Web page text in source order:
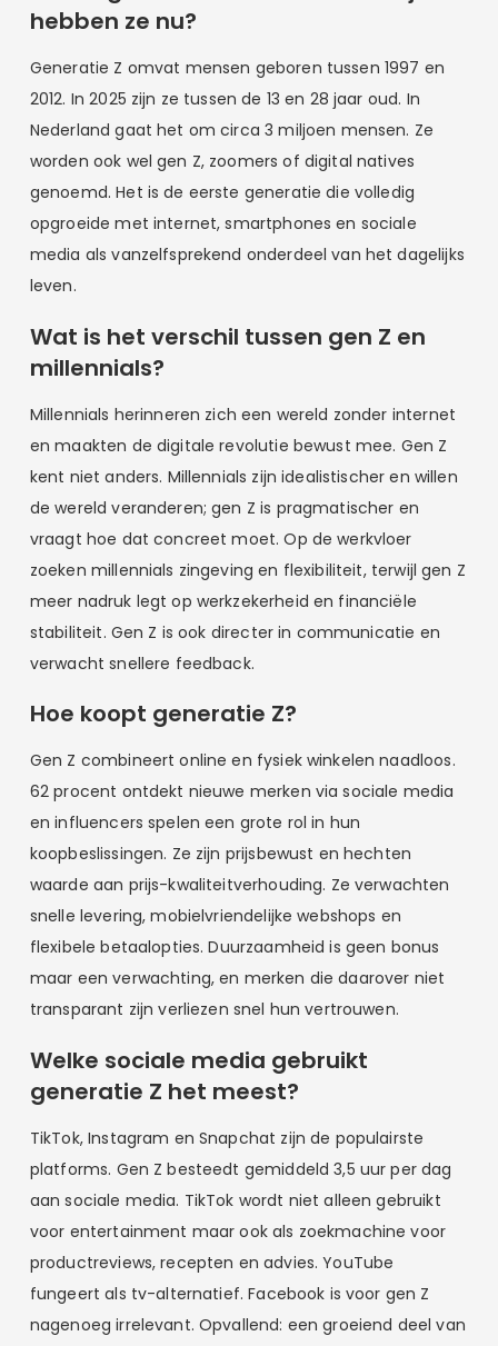
hebben ze nu?
Generatie Z omvat mensen geboren tussen 1997 en
2012. In 2025 zijn ze tussen de 13 en 28 jaar oud. In
Nederland gaat het om circa 3 miljoen mensen. Ze
worden ook wel gen Z, zoomers of digital natives
genoemd. Het is de eerste generatie die volledig
opgroeide met internet, smartphones en sociale
media als vanzelfsprekend onderdeel van het dagelijks
leven.
Wat is het verschil tussen gen Z en
millennials?
Millennials herinneren zich een wereld zonder internet
en maakten de digitale revolutie bewust mee. Gen Z
kent niet anders. Millennials zijn idealistischer en willen
de wereld veranderen; gen Z is pragmatischer en
vraagt hoe dat concreet moet. Op de werkvloer
zoeken millennials zingeving en flexibiliteit, terwijl gen Z
meer nadruk legt op werkzekerheid en financiële
stabiliteit. Gen Z is ook directer in communicatie en
verwacht snellere feedback.
Hoe koopt generatie Z?
Gen Z combineert online en fysiek winkelen naadloos.
62 procent ontdekt nieuwe merken via sociale media
en influencers spelen een grote rol in hun
koopbeslissingen. Ze zijn prijsbewust en hechten
waarde aan prijs-kwaliteitverhouding. Ze verwachten
snelle levering, mobielvriendelijke webshops en
flexibele betaalopties. Duurzaamheid is geen bonus
maar een verwachting, en merken die daarover niet
transparant zijn verliezen snel hun vertrouwen.
Welke sociale media gebruikt
generatie Z het meest?
TikTok, Instagram en Snapchat zijn de populairste
platforms. Gen Z besteedt gemiddeld 3,5 uur per dag
aan sociale media. TikTok wordt niet alleen gebruikt
voor entertainment maar ook als zoekmachine voor
productreviews, recepten en advies. YouTube
fungeert als tv-alternatief. Facebook is voor gen Z
nagenoeg irrelevant. Opvallend: een groeiend deel van